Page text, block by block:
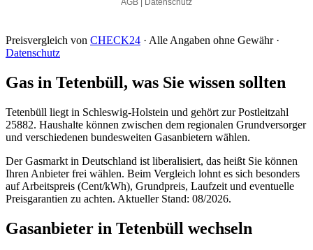
Preisvergleich von CHECK24 · Alle Angaben ohne Gewähr ·
Datenschutz
Gas in Tetenbüll, was Sie wissen sollten
Tetenbüll liegt in Schleswig-Holstein und gehört zur Postleitzahl
25882. Haushalte können zwischen dem regionalen Grundversorger
und verschiedenen bundesweiten Gasanbietern wählen.
Der Gasmarkt in Deutschland ist liberalisiert, das heißt Sie können
Ihren Anbieter frei wählen. Beim Vergleich lohnt es sich besonders
auf Arbeitspreis (Cent/kWh), Grundpreis, Laufzeit und eventuelle
Preisgarantien zu achten. Aktueller Stand: 08/2026.
Gasanbieter in Tetenbüll wechseln